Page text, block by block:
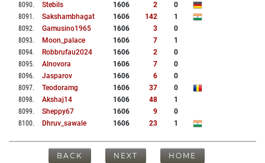
8090. Stebils 1606 2
0
8091 . Sakshambhagat 1606 142
1
8092. Gamusino1965 1606 3
0
8093. Moon_palace 1606 7
1
8094. Robbrufau2024 1606 2
0
8095. Alnovora 1606 7
0
8096. Jasparov 1606 6
0
8097. Teodoramg 1606 37
0
8098. Akshaj14 1606 48
1
8099. Sheppy67 1606 9
0
8100. Dhruv_sawale 1606 23 1
BACK NEXT HOME